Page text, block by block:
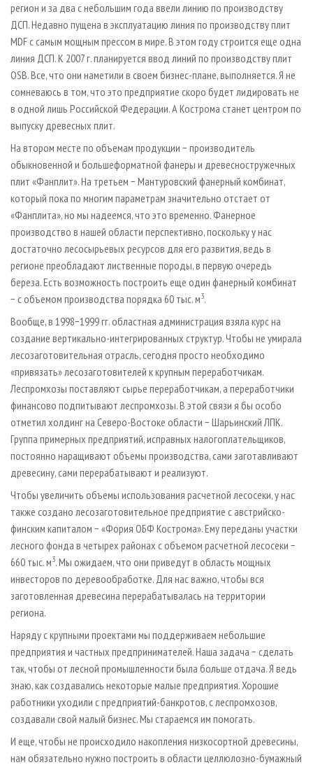
регион и за два с небольшим года ввели линию по производству
ДСП. Недавно пущена в эксплуатацию линия по производству плит
MDF с самым мощным прессом в мире. В этом году строится еще одна
линия ДСП. К 2007 г. планируется ввод линий по производству плит
OSB. Все, что они наметили в своем бизнес-плане, выполняется. Я не
сомневаюсь в том, что это предприятие скоро будет лидировать не
в одной лишь Российской Федерации. А Кострома станет центром по
выпуску древесных плит.
На втором месте по объемам продукции − производитель
обыкновенной и большеформатной фанеры и древесностружечных
плит «Фанплит». На третьем − Мантуровский фанерный комбинат,
который пока по многим параметрам значительно отстает от
«Фанплита», но мы надеемся, что это временно. Фанерное
производство в нашей области перспективно, поскольку у нас
достаточно лесосырьевых ресурсов для его развития, ведь в
регионе преобладают лиственные породы, в первую очередь
береза. Есть возможность построить еще один фанерный комбинат
− с объемом производства порядка 60 тыс. м3.
Вообще, в 1998−1999 гг. областная администрация взяла курс на
создание вертикально-интегрированных структур. Чтобы не умирала
лесозаготовительная отрасль, сегодня просто необходимо
«привязать» лесозаготовителей к крупным переработчикам.
Леспромхозы поставляют сырье переработчикам, а переработчики
финансово подпитывают леспромхозы. В этой связи я бы особо
отметил холдинг на Северо-Востоке области − Шарьинский ЛПК.
Группа примерных предприятий, исправных налогоплательщиков,
постоянно наращивают объемы производства, сами заготавливают
древесину, сами перерабатывают и реализуют.
Чтобы увеличить объемы использования расчетной лесосеки, у нас
также создано лесозаготовительное предприятие с австрийско-
финским капиталом − «Фория ОБФ Кострома». Ему переданы участки
лесного фонда в четырех районах с объемом расчетной лесосеки −
660 тыс. м3. Мы ожидаем, что они приведут в область мощных
инвесторов по деревообработке. Для нас важно, чтобы вся
заготовленная древесина перерабатывалась на территории
региона.
Наряду с крупными проектами мы поддерживаем небольшие
предприятия и частных предпринимателей. Наша задача − сделать
так, чтобы от лесной промышленности была больше отдача. Я ведь
знаю, как создавались некоторые малые предприятия. Хорошие
работники уходили с предприятий-банкротов, с леспромхозов,
создавали свой малый бизнес. Мы стараемся им помогать.
И еще, чтобы не происходило накопления низкосортной древесины,
нам обязательно нужно построить в области целлюлозно-бумажный